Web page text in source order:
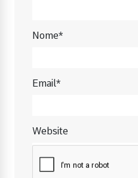
Nome*
Email*
Website